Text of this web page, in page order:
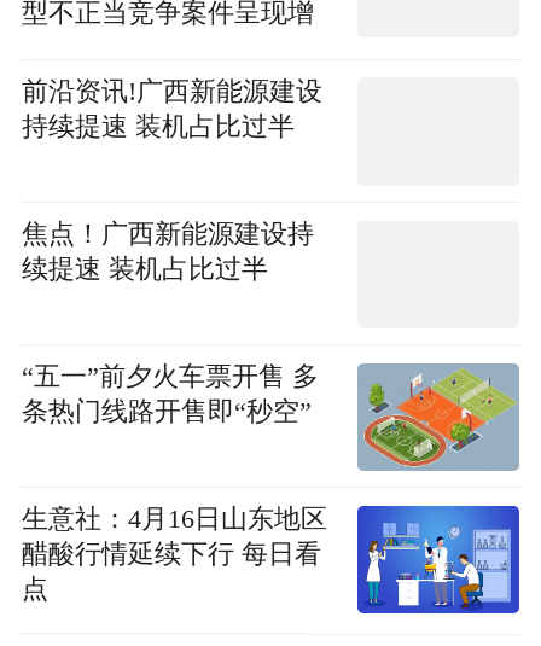
型不正当竞争案件呈现增
前沿资讯!广西新能源建设
持续提速 装机占比过半
焦点！广西新能源建设持
续提速 装机占比过半
“五一”前夕火车票开售 多
条热门线路开售即“秒空”
生意社：4月16日山东地区
醋酸行情延续下行 每日看
点